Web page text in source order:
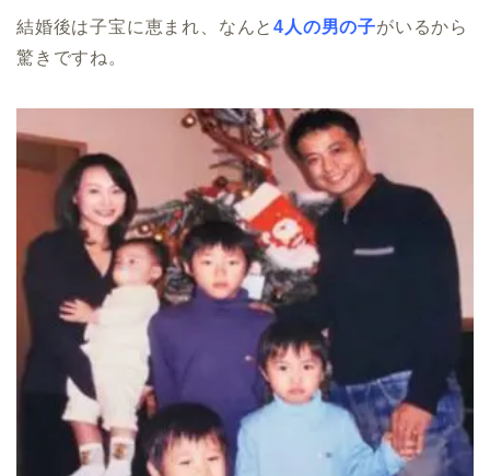
結婚後は子宝に恵まれ、なんと4人の男の子がいるから
驚きですね。